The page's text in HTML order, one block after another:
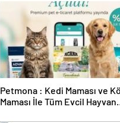
Petmona : Kedi Maması ve
Maması İle Tüm Evcil Hayvan